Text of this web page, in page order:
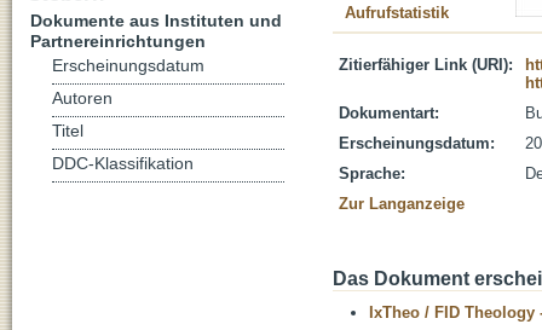
Aufrufstatistik
Zitierfähiger Link (URI):
Dokumentart:
Erscheinungsdatum:
Sprache:
Zur Langanzeige
Das Dokument
IxTheo / FID Theology
Dokumente aus Instituten und
Partnereinrichtungen
Erscheinungsdatum
Autoren
Titel
DDC-Klassifikation